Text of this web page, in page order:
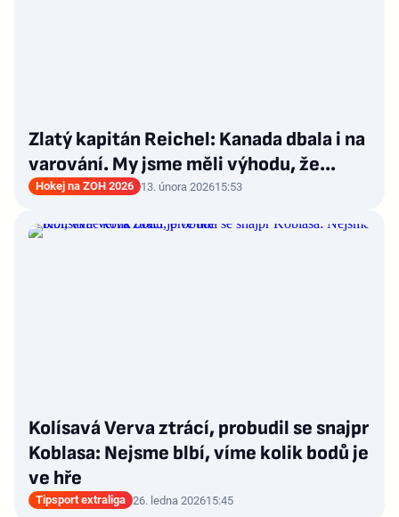
Zlatý kapitán Reichel: Kanada dbala i na
varování. My jsme měli výhodu, že…
Hokej na ZOH 2026 13. února 202615:53
Kolísavá Verva ztrácí, probudil se snajpr
Koblasa: Nejsme blbí, víme kolik bodů je
ve hře
Tipsport extraliga 26. ledna 202615:45